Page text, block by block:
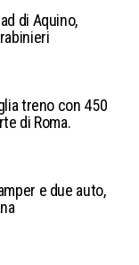
di Aquino,
treno con 450
di Roma.
e due auto,